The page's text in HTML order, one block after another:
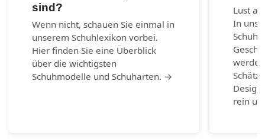
sind?
Wenn nicht, schauen Sie einmal in
unserem Schuhlexikon vorbei.
Hier finden Sie eine Überblick
über die wichtigsten
Schuhmodelle und Schuharten. →
Lust
In
rein